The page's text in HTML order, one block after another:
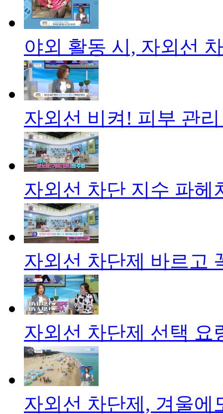
야외 활동 시, 자외선
자외선 비켜! 피부 관
자외선 차단 지수 파헤
자외선 차단제 바르고
자외선 차단제 선택 요
자외선 차단제, 겨울에